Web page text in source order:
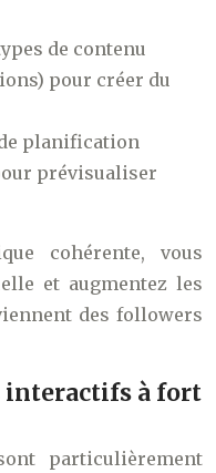
de contenu
pour créer du
planification
prévisualiser
cohérente, vous
et augmentez les
des followers
interactifs à fort
particulièrement